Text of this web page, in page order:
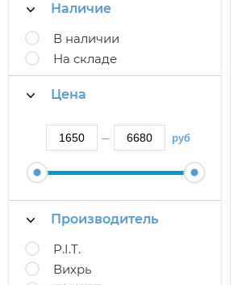
Наличие
В наличии
На складе
Цена
— руб
Производитель
P.I.T.
Вихрь